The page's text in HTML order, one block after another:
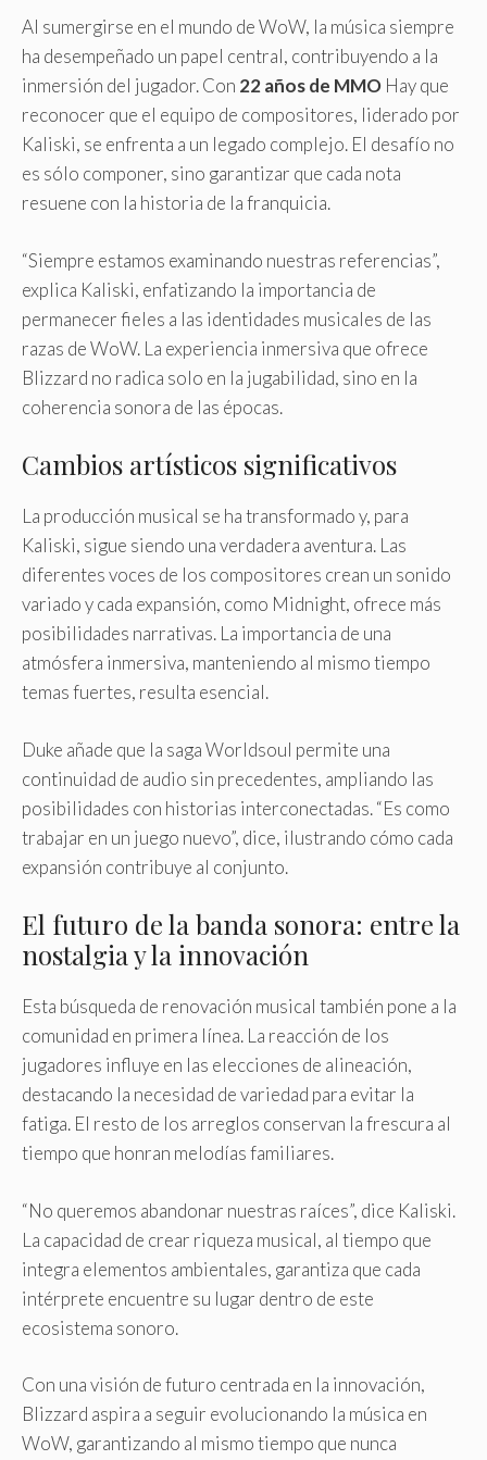
Al sumergirse en el mundo de WoW, la música siempre
ha desempeñado un papel central, contribuyendo a la
inmersión del jugador. Con 22 años de MMO Hay que
reconocer que el equipo de compositores, liderado por
Kaliski, se enfrenta a un legado complejo. El desafío no
es sólo componer, sino garantizar que cada nota
resuene con la historia de la franquicia.
“Siempre estamos examinando nuestras referencias”,
explica Kaliski, enfatizando la importancia de
permanecer fieles a las identidades musicales de las
razas de WoW. La experiencia inmersiva que ofrece
Blizzard no radica solo en la jugabilidad, sino en la
coherencia sonora de las épocas.
Cambios artísticos significativos
La producción musical se ha transformado y, para
Kaliski, sigue siendo una verdadera aventura. Las
diferentes voces de los compositores crean un sonido
variado y cada expansión, como Midnight, ofrece más
posibilidades narrativas. La importancia de una
atmósfera inmersiva, manteniendo al mismo tiempo
temas fuertes, resulta esencial.
Duke añade que la saga Worldsoul permite una
continuidad de audio sin precedentes, ampliando las
posibilidades con historias interconectadas. “Es como
trabajar en un juego nuevo”, dice, ilustrando cómo cada
expansión contribuye al conjunto.
El futuro de la banda sonora: entre la
nostalgia y la innovación
Esta búsqueda de renovación musical también pone a la
comunidad en primera línea. La reacción de los
jugadores influye en las elecciones de alineación,
destacando la necesidad de variedad para evitar la
fatiga. El resto de los arreglos conservan la frescura al
tiempo que honran melodías familiares.
“No queremos abandonar nuestras raíces”, dice Kaliski.
La capacidad de crear riqueza musical, al tiempo que
integra elementos ambientales, garantiza que cada
intérprete encuentre su lugar dentro de este
ecosistema sonoro.
Con una visión de futuro centrada en la innovación,
Blizzard aspira a seguir evolucionando la música en
WoW, garantizando al mismo tiempo que nunca